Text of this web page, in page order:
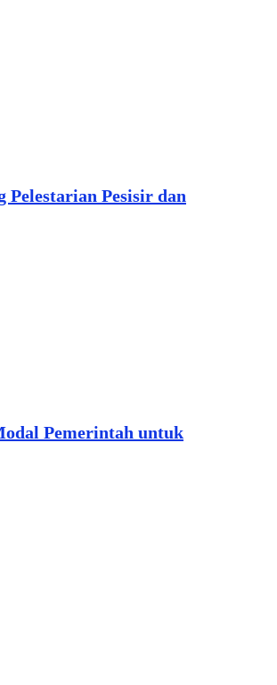
Pelestarian Pesisir dan
Pemerintah untuk